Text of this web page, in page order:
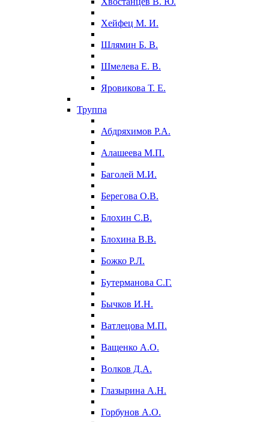
Хейфец М. И.
Шлямин Б. В.
Шмелева Е. В.
Яровикова Т. Е.
Труппа
Абдряхимов Р.А.
Алашеева М.П.
Баголей М.И.
Берегова О.В.
Блохин С.В.
Блохина В.В.
Божко Р.Л.
Бутерманова С.Г.
Бычков И.Н.
Ватлецова М.П.
Ващенко А.О.
Волков Д.А.
Глазырина А.Н.
Горбунов А.О.